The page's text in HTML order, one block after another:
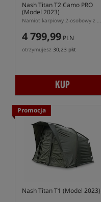
Nash Titan T2 Camo PRO
(Model 2023)
Namiot karpiowy 2-osobowy z kapsułą wewnętrzną
4 799,99 PLN
otrzymujesz 30,23 pkt
KUP
Promocja
Nash Titan T1 (Model 2023)